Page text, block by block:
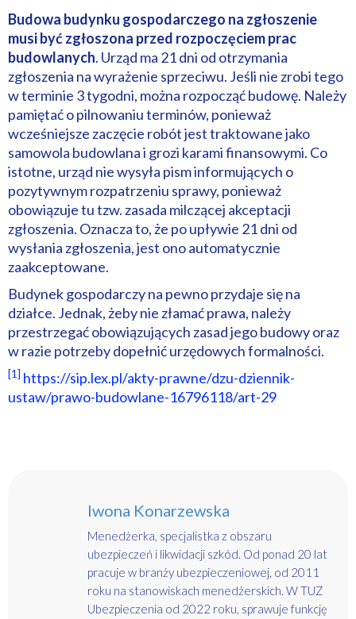
Budowa budynku gospodarczego na zgłoszenie
musi być zgłoszona przed rozpoczęciem prac
budowlanych. Urząd ma 21 dni od otrzymania
zgłoszenia na wyrażenie sprzeciwu. Jeśli nie zrobi tego
w terminie 3 tygodni, można rozpocząć budowę. Należy
pamiętać o pilnowaniu terminów, ponieważ
wcześniejsze zaczęcie robót jest traktowane jako
samowola budowlana i grozi karami finansowymi. Co
istotne, urząd nie wysyła pism informujących o
pozytywnym rozpatrzeniu sprawy, ponieważ
obowiązuje tu tzw. zasada milczącej akceptacji
zgłoszenia. Oznacza to, że po upływie 21 dni od
wysłania zgłoszenia, jest ono automatycznie
zaakceptowane.
Budynek gospodarczy na pewno przydaje się na
działce. Jednak, żeby nie złamać prawa, należy
przestrzegać obowiązujących zasad jego budowy oraz
w razie potrzeby dopełnić urzędowych formalności.
[1] https://sip.lex.pl/akty-prawne/dzu-dziennik-
ustaw/prawo-budowlane-16796118/art-29
Iwona Konarzewska
Menedżerka, specjalistka z obszaru
ubezpieczeń i likwidacji szkód. Od ponad 20 lat
pracuje w branży ubezpieczeniowej, od 2011
roku na stanowiskach menedżerskich. W TUZ
Ubezpieczenia od 2022 roku, sprawuje funkcję